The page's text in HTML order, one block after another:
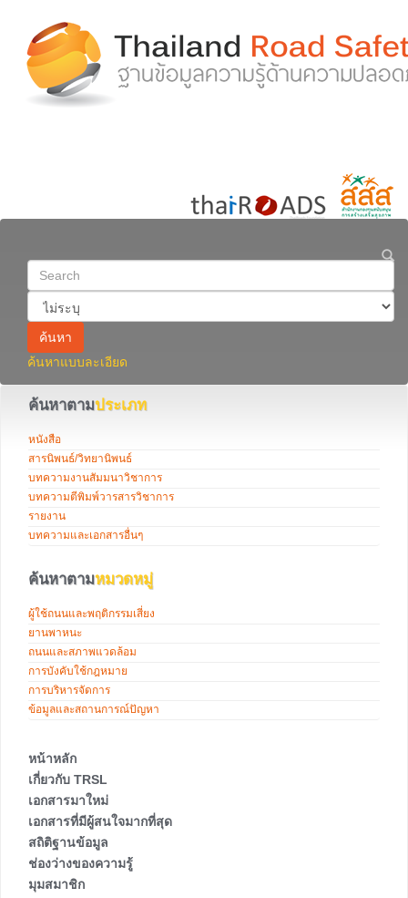
ค้นหา
ค้นหาแบบละเอียด
ค้นหาตามประเภท
หนังสือ
สารนิพนธ์/วิทยานิพนธ์
บทความงานสัมมนาวิชาการ
บทความตีพิมพ์วารสารวิชาการ
รายงาน
บทความและเอกสารอื่นๆ
ค้นหาตามหมวดหมู่
ผู้ใช้ถนนและพฤติกรรมเสี่ยง
ยานพาหนะ
ถนนและสภาพแวดล้อม
การบังคับใช้กฎหมาย
การบริหารจัดการ
ข้อมูลและสถานการณ์ปัญหา
หน้าหลัก
เกี่ยวกับ TRSL
เอกสารมาใหม่
เอกสารที่มีผู้สนใจมากที่สุด
สถิติฐานข้อมูล
ช่องว่างของความรู้
มุมสมาชิก